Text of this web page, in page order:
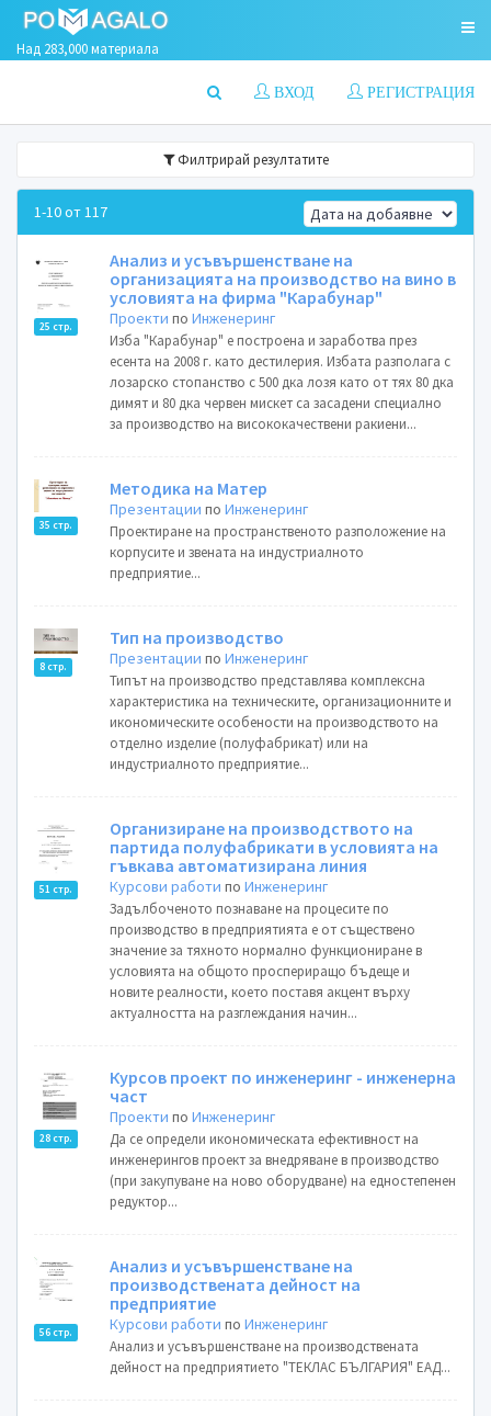
Над 283,000 материала
РЕГИСТРАЦИЯ
ВХОД
Филтрирай резултатите
1-10 от 117
25 стр.
Анализ и усъвършенстване на
организацията на производство на вино в
условията на фирма "Карабунар"
Проекти поИнженеринг
Изба "Карабунар" е построена и заработва през
есента на 2008 г. като дестилерия. Избата разполага с
лозарско стопанство с 500 дка лозя като от тях 80 дка
димят и 80 дка червен мискет са засадени специално
за производство на висококачествени ракиени...
35 стр.
Методика на Матер
Презентации поИнженеринг
Проектиране на пространственото разположение на
корпусите и звената на индустриалното
предприятие...
8 стр.
Тип на производство
Презентации поИнженеринг
Типът на производство представлява комплексна
характеристика на техническите, организационните и
икономическите особености на производството на
отделно изделие (полуфабрикат) или на
индустриалното предприятие...
51 стр.
Организиране на производството на
партида полуфабрикати в условията на
гъвкава автоматизирана линия
Курсови работи поИнженеринг
Задълбоченото познаване на процесите по
производство в предприятията е от съществено
значение за тяхното нормално функциониране в
условията на общото проспериращо бъдеще и
новите реалности, което поставя акцент върху
актуалността на разглеждания начин...
28 стр.
Курсов проект по инженеринг - инженерна
част
Проекти поИнженеринг
Да се определи икономическата ефективност на
инженерингов проект за внедряване в производство
(при закупуване на ново оборудване) на едностепенен
редуктор...
56 стр.
Анализ и усъвършенстване на
производствената дейност на
предприятие
Курсови работи поИнженеринг
Анализ и усъвършенстване на производствената
дейност на предприятието "ТЕКЛАС БЪЛГАРИЯ" ЕАД...